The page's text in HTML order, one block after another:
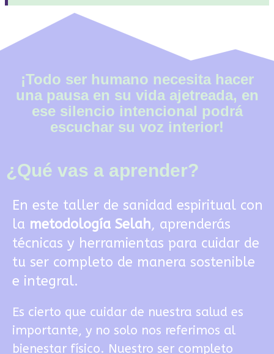
¡Todo ser humano necesita hacer
una pausa en su vida ajetreada, en
ese silencio intencional podrá
escuchar su voz interior!
¿Qué vas a aprender?
En este taller de sanidad espiritual con
la metodología Selah, aprenderás
técnicas y herramientas para cuidar de
tu ser completo de manera sostenible
e integral.
Es cierto que cuidar de nuestra salud es
importante, y no solo nos referimos al
bienestar físico. Nuestro ser completo